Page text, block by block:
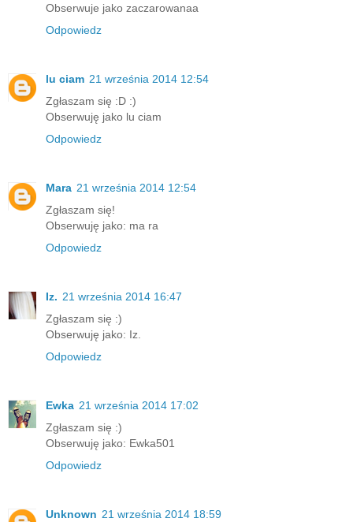
Obserwuje jako zaczarowanaa
Odpowiedz
lu ciam 21 września 2014 12:54
Zgłaszam się :D :)
Obserwuję jako lu ciam
Odpowiedz
Mara 21 września 2014 12:54
Zgłaszam się!
Obserwuję jako: ma ra
Odpowiedz
Iz. 21 września 2014 16:47
Zgłaszam się :)
Obserwuję jako: Iz.
Odpowiedz
Ewka 21 września 2014 17:02
Zgłaszam się :)
Obserwuję jako: Ewka501
Odpowiedz
Unknown 21 września 2014 18:59